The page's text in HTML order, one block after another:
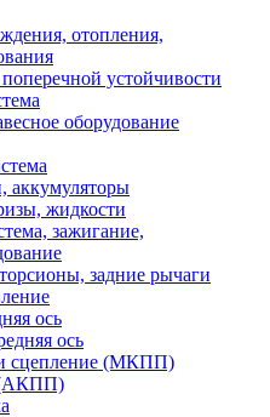
отопления,
устойчивости
оборудование
аккумуляторы
жидкости
зажигание,
задние рычаги
ось
ось
сцепление (МКПП)
(АКПП)